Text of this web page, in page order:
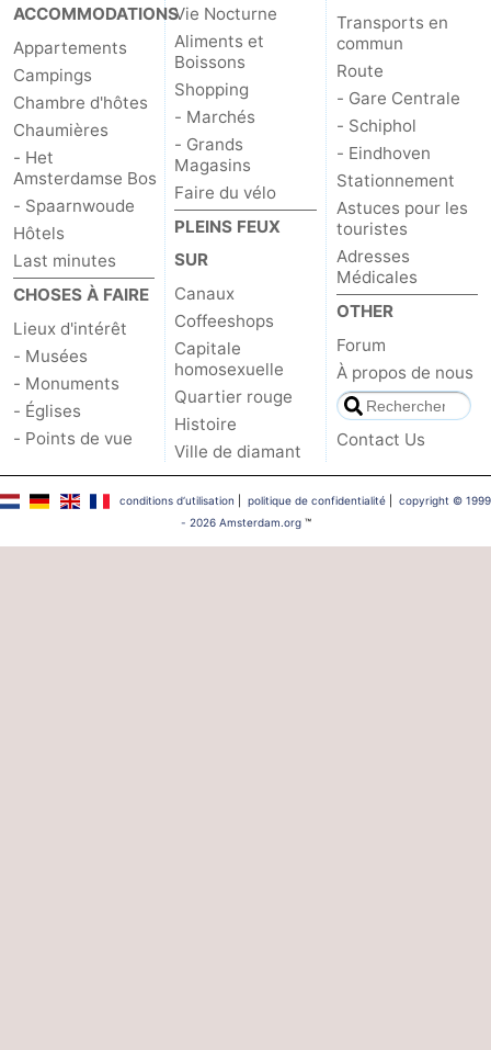
ACCOMMODATIONS
Appartements
Campings
Chambre d'hôtes
Chaumières
- Het
Amsterdamse Bos
- Spaarnwoude
Hôtels
Last minutes
CHOSES À FAIRE
Lieux d'intérêt
- Musées
- Monuments
- Églises
- Points de vue
Vie Nocturne
Aliments et
Boissons
Shopping
- Marchés
- Grands
Magasins
Faire du vélo
PLEINS FEUX
SUR
Canaux
Coffeeshops
Capitale
homosexuelle
Quartier rouge
Histoire
Ville de diamant
Transports en
commun
Route
- Gare Centrale
- Schiphol
- Eindhoven
Stationnement
Astuces pour les
touristes
Adresses
Médicales
OTHER
Forum
À propos de nous
Contact Us
conditions d‘utilisation politique de confidentialité| copyright © 1999
- 2026 Amsterdam.org™